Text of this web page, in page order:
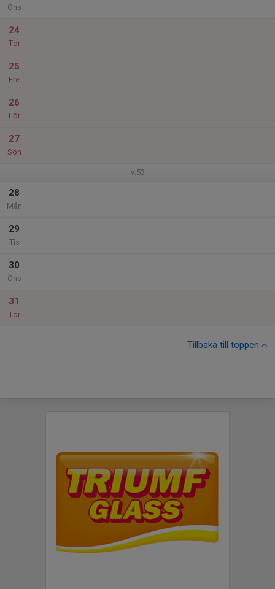
Ons
24
Tor
25
Fre
26
Lör
27
Sön
v.53
28
Mån
29
Tis
30
Ons
31
Tor
Tillbaka till toppen